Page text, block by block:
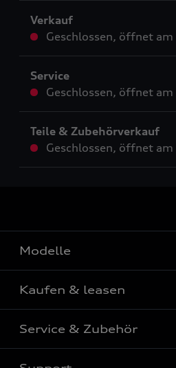
Verkauf
Geschlossen, öffnet am
Service
Geschlossen, öffnet am
Teile & Zubehörverkauf
Geschlossen, öffnet am
Modelle
Alle Modelle
Modelle vergleichen
Elektromodelle
Kaufen & leasen
Neuwagensuche
Gebrauchtwagensuche
Service & Zubehör